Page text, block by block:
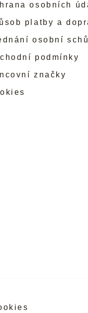
osobních
platby a
osobní
podmínky
značky